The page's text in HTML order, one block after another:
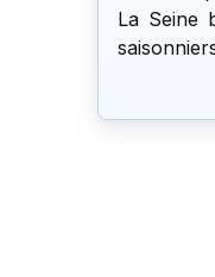
La Seine